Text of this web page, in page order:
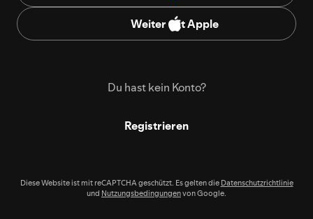
Weiter mit Apple
Du hast kein Konto?
Registrieren
Diese Website ist mit reCAPTCHA geschützt. Es gelten die Datenschutzrichtlinie
und Nutzungsbedingungenvon Google.